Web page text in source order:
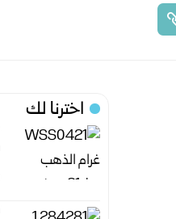
اخترنا لك